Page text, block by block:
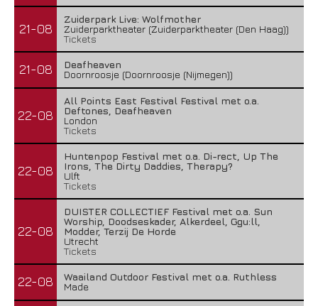
21-08
Zuiderpark Live: Wolfmother
Zuiderparktheater (Zuiderparktheater (Den Haag))
Tickets
21-08
Deafheaven
Doornroosje (Doornroosje (Nijmegen))
22-08
All Points East Festival Festival met o.a.
Deftones, Deafheaven
London
Tickets
22-08
Huntenpop Festival met o.a. Di-rect, Up The
Irons, The Dirty Daddies, Therapy?
Ulft
Tickets
22-08
DUISTER COLLECTIEF Festival met o.a. Sun
Worship, Doodseskader, Alkerdeel, Ggu:ll,
Modder, Terzij De Horde
Utrecht
Tickets
22-08
Waailand Outdoor Festival met o.a. Ruthless
Made